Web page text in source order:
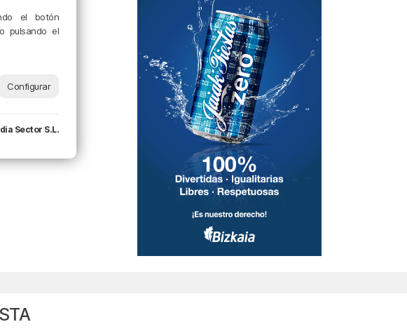
el botón
pulsando el
Configurar
Sector S.L.